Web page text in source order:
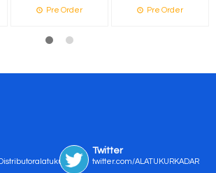
Pre Order Pre Order
Twitter
twitter.com/ALATUKURKADAR